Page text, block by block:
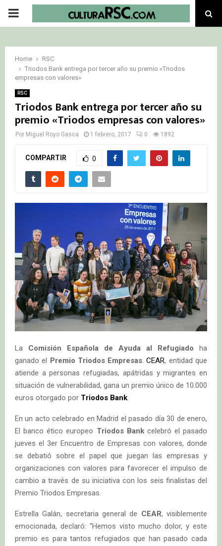
PRIMARY
Home
RSC
Triodos Bank entrega por tercer año su premio «Triodos
empresas con valores»
RSC
Triodos Bank entrega por tercer año su
premio «Triodos empresas con valores»
Por Miguel Royo Gasca 1 febrero, 2017 0 1892
COMPARTIR 0
La Comisión Española de Ayuda al Refugiado ha
ganado el Premio Triodos Empresas.CEAR, entidad que
atiende a personas refugiadas, apátridas y migrantes en
situación de vulnerabilidad, gana un premio único de 10.000
euros otorgado por Triodos Bank.
En un acto celebrado en Madrid el pasado día 30 de enero,
El banco ético europeo Triodos Bankcelebró el pasado
jueves el 3er Encuentro de Empresas con valores, donde
se debatió sobre el papel que juegan las empresas y
organizaciones con valores para favorecer el impulso de
cambio a través de su iniciativa con los seis finalistas del
Premio Triodos Empresas.
Estrella Galán, secretaria general de CEAR, visiblemente
emocionada, declaró: “Hemos visto mucho dolor, y este
premio es para tantos refugiados que han pasado cada